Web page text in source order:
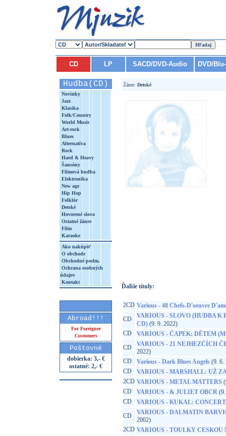
CD LP SACD/DVD-Audio DVD/
Hudba(CD)
Novinky
Jazz
Klasika
Folk/Country
World Music
Art-rock
Blues
Alternatíva
Rock
Hard & Heavy
Šansóny
Filmová hudba
Elektronika
New age
Hip Hop
Folklór
Detské
Hovorené slovo
Ostatné žánre
Film
Karaoke
Ako nakúpiť
O obchode
Obchodné podm.
Ochrana osobných
údajov
Kontakt
Abroad!!!
For Foreigner
Customers
Poštovné
dobierka: 3,- €
ostatné: 2,- €
Žáner: Detské
Ďalšie tituly:
2CD Various - 48 Chefs-D'oeuvre
CD
VARIOUS - SLOVO (HUDBA K
CD) (9. 9. 2022)
CD
VARIOUS - ČAPEK: DĚTEM
CD
VARIOUS - 21 NEJHEZČÍCH
2022)
CD
Various - Dark Blues Angels (9. 6.
CD
VARIOUS - MARSHALL: UŽ
2CD VARIOUS - METAL MATTERS
CD
VARIOUS - & JULIET OBCR
CD
VARIOUS - KUKAL:
CD
VARIOUS - DALMATIN
2002)
2CD VARIOUS - TOULKY CESKOU